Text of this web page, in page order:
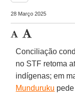
28 Março 2025
Conciliação
no STF retoma
indígenas; em
Munduruku